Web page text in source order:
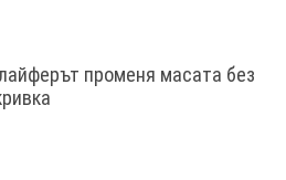
променя масата без